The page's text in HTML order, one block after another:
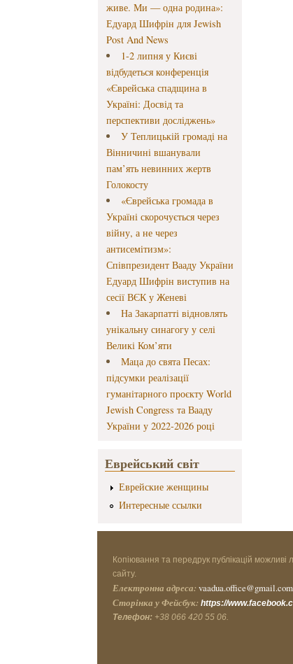
живе. Ми — одна родина»:
Едуард Шифрін для Jewish
Post And News
1-2 липня у Києві
відбудеться конференція
«Єврейська спадщина в
Україні: Досвід та
перспективи досліджень»
У Теплицькій громаді на
Вінничині вшанували
пам’ять невинних жертв
Голокосту
«Єврейська громада в
Україні скорочується через
війну, а не через
антисемітизм»:
Співпрезидент Вааду України
Едуард Шифрін виступив на
сесії ВЄК у Женеві
На Закарпатті відновлять
унікальну синагогу у селі
Великі Ком’яти
Маца до свята Песах:
підсумки реалізації
гуманітарного проєкту World
Jewish Congress та Вааду
України у 2022-2026 році
Еврейський світ
Еврейские женщины
Интересные ссылки
Копіювання та передрук публікацій можливі
сайту.
Електронна адреса: vaadua.office@gmail.com
Сторінка у Фейсбук: https://
Телефон: +38 066 420 55 06.